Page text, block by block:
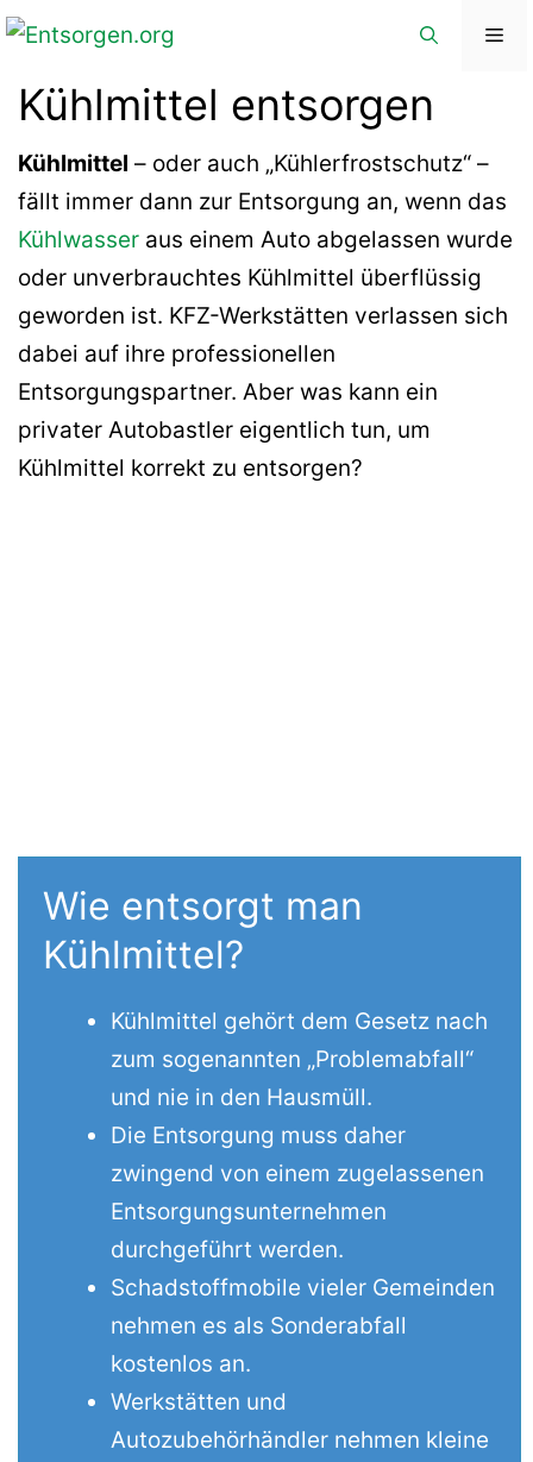
Zum
springen
Kühlmittel entsorgen
Kühlmittel – oder auch „Kühlerfrostschutz“ –
fällt immer dann zur Entsorgung an, wenn das
Kühlwasser aus einem Auto abgelassen wurde
oder unverbrauchtes Kühlmittel überflüssig
geworden ist. KFZ-Werkstätten verlassen sich
dabei auf ihre professionellen
Entsorgungspartner. Aber was kann ein
privater Autobastler eigentlich tun, um
Kühlmittel korrekt zu entsorgen?
Wie entsorgt man
Kühlmittel?
Kühlmittel gehört dem Gesetz nach
zum sogenannten „Problemabfall“
und nie in den Hausmüll.
Die Entsorgung muss daher
zwingend von einem zugelassenen
Entsorgungsunternehmen
durchgeführt werden.
Schadstoffmobile vieler Gemeinden
nehmen es als Sonderabfall
kostenlos an.
Werkstätten und
Autozubehörhändler nehmen kleine